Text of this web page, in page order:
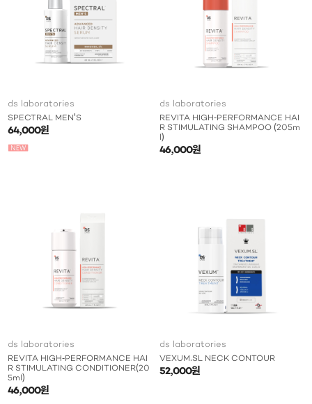
ds laboratories
SPECTRAL MEN'S
64,000원
ds laboratories
REVITA HIGH-PERFORMANCE HAI
R STIMULATING SHAMPOO (205m
l)
46,000원
ds laboratories
REVITA HIGH-PERFORMANCE HAI
R STIMULATING CONDITIONER(20
5ml)
46,000원
ds laboratories
VEXUM.SL NECK CONTOUR
52,000원